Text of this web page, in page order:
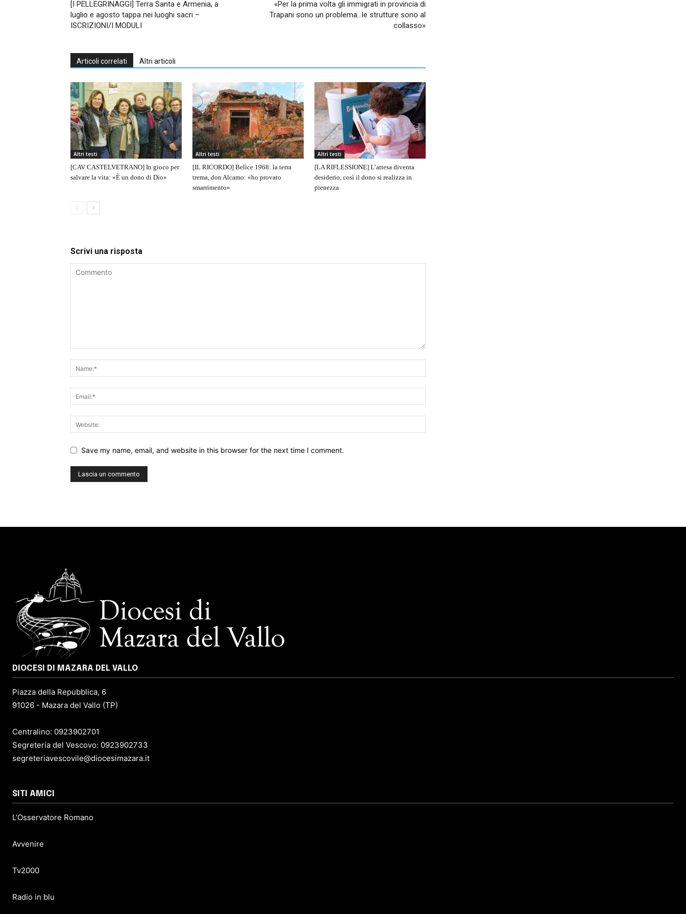
[I PELLEGRINAGGI] Terra Santa e Armenia, a
luglio e agosto tappa nei luoghi sacri –
ISCRIZIONI/I MODULI
«Per la prima volta gli immigrati in provincia di
Trapani sono un problema…le strutture sono al
collasso»
Articoli correlati Altri articoli
Altri testi
[CAV CASTELVETRANO] In gioco per
salvare la vita: «È un dono di Dio»
Altri testi
[IL RICORDO] Belìce 1968: la terra
trema, don Alcamo: «ho provato
smarrimento»
Altri testi
[LA RIFLESSIONE] L’attesa diventa
desiderio, così il dono si realizza in
pienezza
Scrivi una risposta
Save my name, email, and website in this browser for the next time I comment.
DIOCESI DI MAZARA DEL VALLO
Piazza della Repubblica, 6
91026 - Mazara del Vallo (TP)
Centralino: 0923902701
Segreteria del Vescovo: 0923902733
segreteriavescovile@diocesimazara.it
SITI AMICI
L’Osservatore Romano
Avvenire
Tv2000
Radio in blu